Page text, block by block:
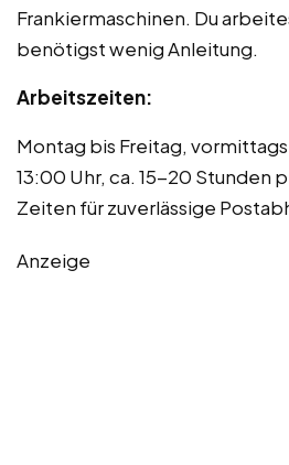
Frankiermaschinen. Du
benötigst wenig Anleitung.
Arbeitszeiten:
Montag bis Freitag,
13:00 Uhr, ca. 15-20 Stunden
Zeiten für zuverlässige
Anzeige